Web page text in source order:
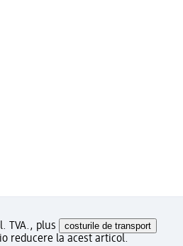
TVA., plus costurile de transport
reducere la acest articol.